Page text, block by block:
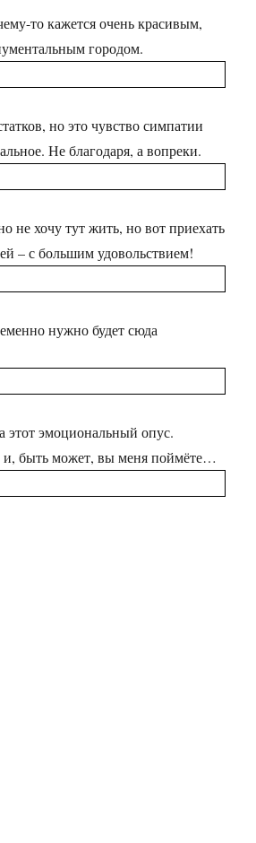
то кажется очень красивым,
городом.
но это чувство симпатии
Не благодаря, а вопреки.
не хочу тут жить, но вот приехать
– с большим удовольствием!
нужно будет сюда
этот эмоциональный опус.
и, быть может, вы меня поймёте…